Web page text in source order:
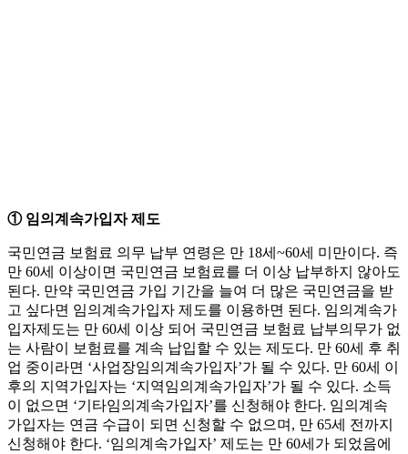
① 임의계속가입자 제도
국민연금 보험료 의무 납부 연령은 만 18세~60세 미만이다. 즉
만 60세 이상이면 국민연금 보험료를 더 이상 납부하지 않아도
된다. 만약 국민연금 가입 기간을 늘여 더 많은 국민연금을 받
고 싶다면 임의계속가입자 제도를 이용하면 된다. 임의계속가
입자제도는 만 60세 이상 되어 국민연금 보험료 납부의무가 없
는 사람이 보험료를 계속 납입할 수 있는 제도다. 만 60세 후 취
업 중이라면 ‘사업장임의계속가입자’가 될 수 있다. 만 60세 이
후의 지역가입자는 ‘지역임의계속가입자’가 될 수 있다. 소득
이 없으면 ‘기타임의계속가입자’를 신청해야 한다. 임의계속
가입자는 연금 수급이 되면 신청할 수 없으며, 만 65세 전까지
신청해야 한다. ‘임의계속가입자’ 제도는 만 60세가 되었음에